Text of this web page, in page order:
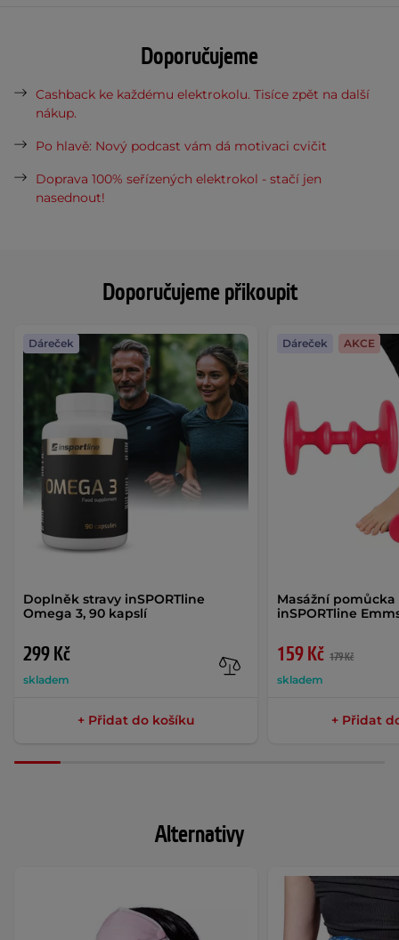
Doporučujeme přikoupit
Doplněk stravy inSPORTline
Omega 3, 90 kapslí
299 Kč
skladem
Dáreček
+ Přidat do košíku
Masážní
inSPORTline
159 Kč 179 Kč
skladem
Dáreček AKCE
+ Přidat
Doporučujeme
Cashback ke každému elektrokolu. Tisíce zpět na další
nákup.
Po hlavě: Nový podcast vám dá motivaci cvičit
Doprava 100% seřízených elektrokol - stačí jen
nasednout!
Alternativy